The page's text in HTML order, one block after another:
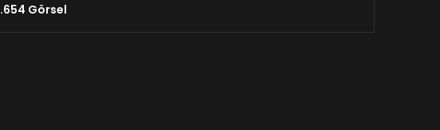
Görsel